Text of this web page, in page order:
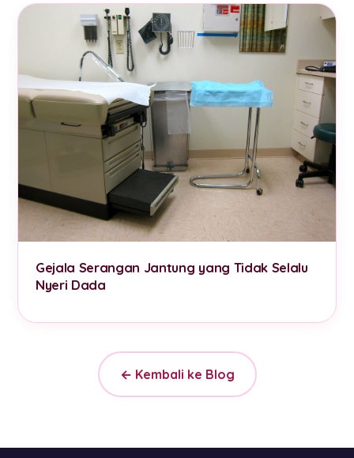
Gejala Serangan Jantung yang Tidak Selalu
Nyeri Dada
← Kembali ke Blog